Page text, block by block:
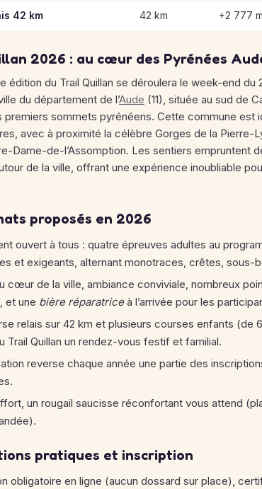
42 km 42 km +2 777
2026 : au cœur des Pyrénées
édition du Trail Quillan se déroulera le week-end du
du département de l’Aude (11), située au sud de
premiers sommets pyrénéens. Cette commune est
avec à proximité la célèbre Gorges de la Pierre-
Dame-de-l’Assomption. Les sentiers empruntent
de la ville, offrant une expérience inoubliable
proposés en 2026
ouvert à tous : quatre épreuves adultes au
et exigeants, alternant monotraces, crêtes, sous-
cœur de la ville, ambiance conviviale, nombreux
et une bière réparatriceà l’arrivée pour les
relais sur 42 km et plusieurs courses enfants (de
Trail Quillan un rendez-vous festif et familial.
reverse chaque année une partie des
un rougail saucisse réconfortant vous attend
pratiques et inscription
obligatoire en ligne (aucun dossard sur place),